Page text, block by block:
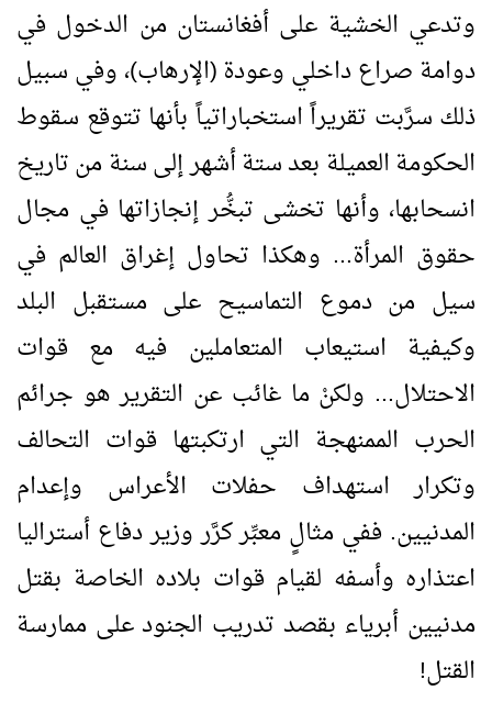
وتدعي الخشية على أفغانستان من الدخول في
دوامة صراع داخلي وعودة (الإرهاب)، وفي سبيل
ذلك سرَّبت تقريراً استخباراتياً بأنها تتوقع سقوط
الحكومة العميلة بعد ستة أشهر إلى سنة من تاريخ
انسحابها، وأنها تخشى تبخُّر إنجازاتها في مجال
حقوق المرأة... وهكذا تحاول إغراق العالم في
سيل من دموع التماسيح على مستقبل البلد
وكيفية استيعاب المتعاملين فيه مع قوات
الاحتلال... ولكنْ ما غائب عن التقرير هو جرائم
الحرب الممنهجة التي ارتكبتها قوات التحالف
وتكرار استهداف حفلات الأعراس وإعدام
المدنيين. ففي مثالٍ معبِّر كرَّر وزير دفاع أستراليا
اعتذاره وأسفه لقيام قوات بلاده الخاصة بقتل
مدنيين أبرياء بقصد تدريب الجنود على ممارسة
القتل!